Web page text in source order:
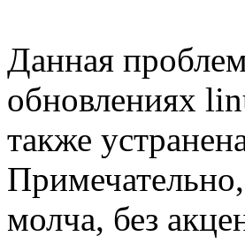
Данная
обновлениях
также
молча, без